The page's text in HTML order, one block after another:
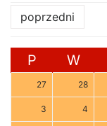
poprzedni
P W
27 28
3 4